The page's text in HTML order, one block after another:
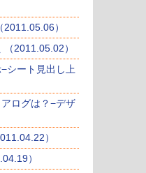
）
2011.05.02）
シート見出し上
ログは？−デザ
）
）